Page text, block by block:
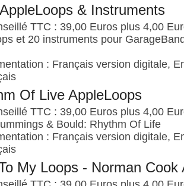
& Instruments
TTC : 39,00 Euros plus 4,00
et 20 instruments pour
: Français version digitale,
Of Live AppleLoops
TTC : 39,00 Euros plus 4,00
& Bould: Rhythm Of Life
: Français version digitale,
My Loops - Norman Cook